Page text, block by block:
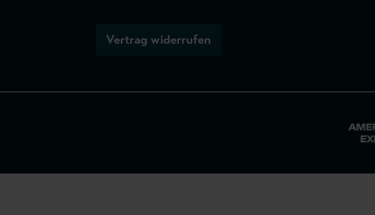
Vertrag widerrufen